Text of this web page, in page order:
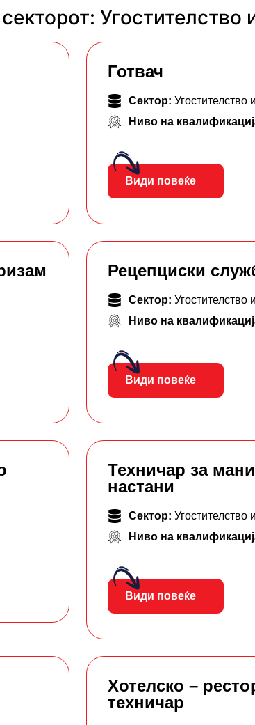
Угостителство
Готвач
Сектор:Угостителство
Ниво на
Види повеќе
Рецепциски
Сектор:Угостителство
Ниво на
Види повеќе
Техничар за
настани
Сектор:Угостителство
Ниво на
Види повеќе
Хотелско –
техничар